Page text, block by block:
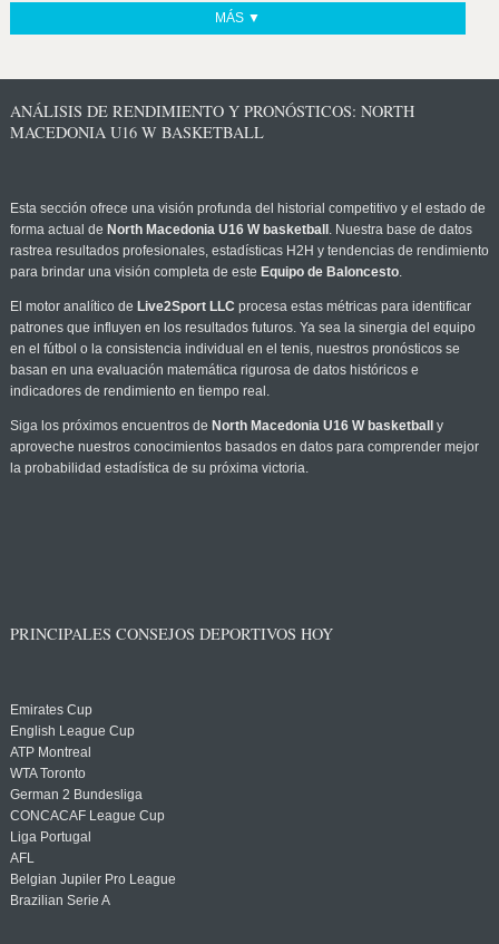
MÁS ▼
ANÁLISIS DE RENDIMIENTO Y PRONÓSTICOS: NORTH
MACEDONIA U16 W BASKETBALL
Esta sección ofrece una visión profunda del historial competitivo y el estado de
forma actual de North Macedonia U16 W basketball . Nuestra base de datos
rastrea resultados profesionales, estadísticas H2H y tendencias de rendimiento
para brindar una visión completa de este Equipo de Baloncesto.
El motor analítico de Live2Sport LLC procesa estas métricas para identificar
patrones que influyen en los resultados futuros. Ya sea la sinergia del equipo
en el fútbol o la consistencia individual en el tenis, nuestros pronósticos se
basan en una evaluación matemática rigurosa de datos históricos e
indicadores de rendimiento en tiempo real.
Siga los próximos encuentros de North Macedonia U16 W basketball
y
aproveche nuestros conocimientos basados en datos para comprender mejor
la probabilidad estadística de su próxima victoria.
PRINCIPALES CONSEJOS DEPORTIVOS HOY
Emirates Cup
English League Cup
ATP Montreal
WTA Toronto
German 2 Bundesliga
CONCACAF League Cup
Liga Portugal
AFL
Belgian Jupiler Pro League
Brazilian Serie A